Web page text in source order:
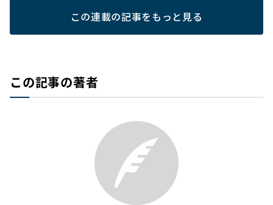
この連載の記事をもっと見る
この記事の著者